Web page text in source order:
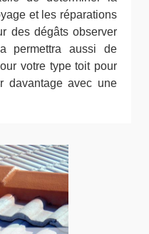
et les réparations
des dégâts observer
permettra aussi de
votre type toit pour
davantage avec une